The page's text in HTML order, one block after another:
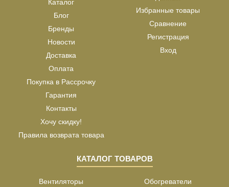
Каталог
Блог
Бренды
Новости
Доставка
Оплата
Покупка в Рассрочку
Гарантия
Контакты
Хочу скидку!
Правила возврата товара
Избранные товары
Сравнение
Регистрация
Вход
КАТАЛОГ ТОВАРОВ
Вентиляторы
Обогреватели